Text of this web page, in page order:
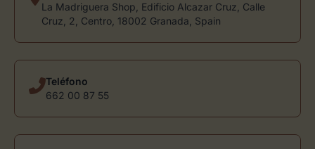
La Madriguera Shop, Edificio Alcazar Cruz, Calle
Cruz, 2, Centro, 18002 Granada, Spain
Teléfono
662 00 87 55